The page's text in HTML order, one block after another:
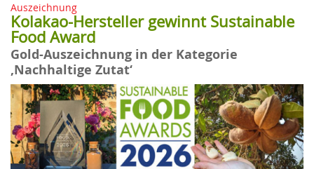
Auszeichnung
Kolakao-Hersteller gewinnt Sustainable
Food Award
Gold-Auszeichnung in der Kategorie
‚Nachhaltige Zutat‘